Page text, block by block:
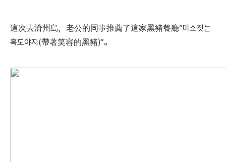
這次去濟州島，老公的同事推薦了這家黑豬餐廳”미소짓는
흑도야지(帶著笑容的黑豬)“。